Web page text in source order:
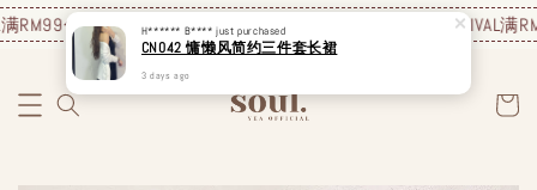
RM99包邮❗️JUNE NEW ARRIVAL满RM99包邮❗️ JUNE NEW ARRIVAL满
H****** B**** just purchased
CN042 慵懒风简约三件套长裙
3 days ago